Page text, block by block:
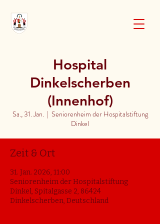
Hospital
Dinkelscherben
(Innenhof)
Sa., 31. Jan.
  |
Seniorenheim der Hospitalstiftung
Dinkel
Zeit & Ort
31. Jan. 2026, 11:00
Seniorenheim der Hospitalstiftung
Dinkel, Spitalgasse 2, 86424
Dinkelscherben, Deutschland